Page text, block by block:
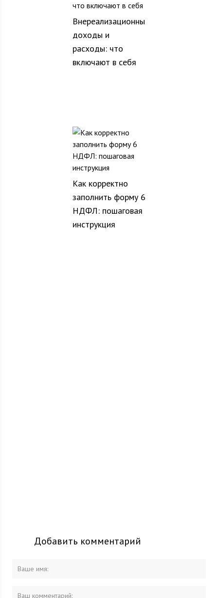
Внереализационные
доходы и
расходы: что
включают в себя
Как корректно
заполнить форму 6
НДФЛ: пошаговая
инструкция
Добавить комментарий